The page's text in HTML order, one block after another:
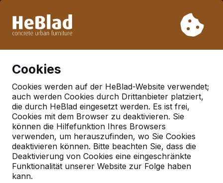
Woche 33 nicht. Bitte berücksichtigen Sie daher längere
Cookies
Cookies werden auf der HeBlad-Website verwendet;
auch werden Cookies durch Drittanbieter platziert,
die durch HeBlad eingesetzt werden. Es ist frei,
Cookies mit dem Browser zu deaktivieren. Sie
können die Hilfefunktion Ihres Browsers
verwenden, um herauszufinden, wo Sie Cookies
deaktivieren können. Bitte beachten Sie, dass die
Deaktivierung von Cookies eine eingeschränkte
Funktionalität unserer Website zur Folge haben
kann.
Deutschland
Referenties in:
Leverkusen
Geen reviews gevonden voor deze